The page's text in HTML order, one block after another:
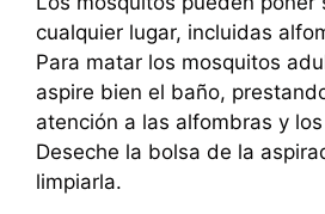
cualquier lugar, incluidas
Para matar los mosquitos
aspire bien el baño,
atención a las alfombras y
Deseche la bolsa de la
limpiarla.